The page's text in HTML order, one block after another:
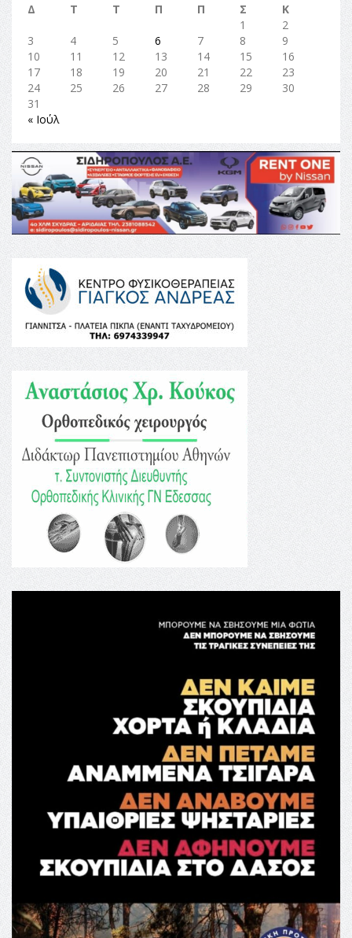
Δ
Τ Τ Π Π Σ
Κ
1
2
3
4 5 6 7 8
9
10
11 12 13 14 15
16
17
18 19 20 21 22
23
24
25 26 27 28 29
30
31
« Ιούλ